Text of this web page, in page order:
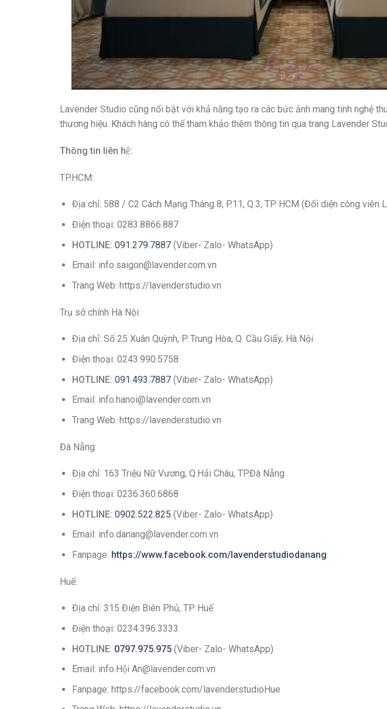
Lavender Studio cũng nổi bật với khả năng tạo ra các bức ảnh mang tính nghệ
thương hiệu. Khách hàng có thể tham khảo thêm thông tin qua trang Lavender
Thông tin liên hệ:
TP.HCM:
Địa chỉ: 588 / C2 Cách Mạng Tháng 8, P.11, Q.3, TP HCM (Đối diện công viên
Điện thoại: 0283.8866.887
HOTLINE: 091.279.7887(Viber- Zalo- WhatsApp)
Email: info.saigon@lavender.com.vn
Trang Web: https://lavenderstudio.vn
Trụ sở chính Hà Nội:
Địa chỉ: Số 25 Xuân Quỳnh, P. Trung Hòa, Q. Cầu Giấy, Hà Nội
Điện thoại: 0243.990.5758
HOTLINE: 091.493.7887(Viber- Zalo- WhatsApp)
Email: info.hanoi@lavender.com.vn
Trang Web: https://lavenderstudio.vn
Đà Nẵng:
Địa chỉ: 163 Triệu Nữ Vương, Q.Hải Châu, TP.Đà Nẵng
Điện thoại: 0236.360.6868
HOTLINE: 0902.522.825 (Viber- Zalo- WhatsApp)
Email: info.danang@lavender.com.vn
Fanpage: https://www.facebook.com/lavenderstudiodanang
Huế:
Địa chỉ: 315 Điện Biên Phủ, TP Huế
Điện thoại: 0234.396.3333
HOTLINE: 0797.975.975(Viber- Zalo- WhatsApp)
Email: info.Hội An@lavender.com.vn
Fanpage: https://facebook.com/lavenderstudioHue